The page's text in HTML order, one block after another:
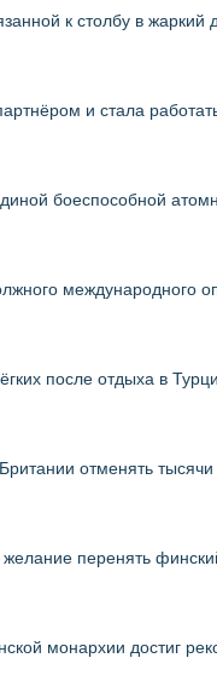
к столбу в жаркий
и стала
боеспособной
международного
после отдыха в
отменять
перенять
монархии достиг